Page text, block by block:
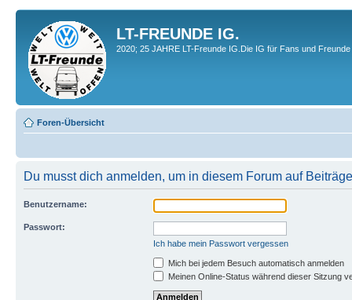
LT-FREUNDE IG.
2020; 25 JAHRE LT-Freunde IG.Die IG für Fans und
Foren-Übersicht
Du musst dich anmelden, um in diesem Forum auf
Benutzername:
Passwort:
Ich habe mein Passwort vergessen
Mich bei jedem Besuch automatisch anmelden
Meinen Online-Status während dieser Sitzung